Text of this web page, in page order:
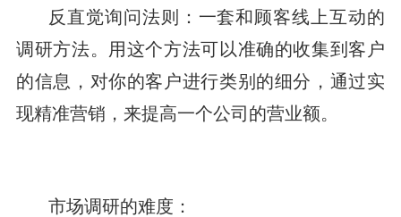
反直觉询问法则：一套和顾客线上互动的
调研方法。用这个方法可以准确的收集到客户
的信息，对你的客户进行类别的细分，通过实
现精准营销，来提高一个公司的营业额。
市场调研的难度：